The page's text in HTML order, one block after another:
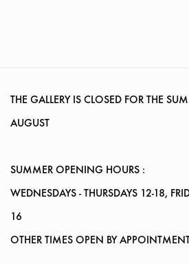
THE GALLERY IS CLOSED FOR THE
AUGUST
SUMMER OPENING HOURS :
WEDNESDAYS - THURSDAYS 12-18,
16
OTHER TIMES OPEN BY